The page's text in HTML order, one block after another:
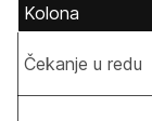
Kolona
Čekanje u redu